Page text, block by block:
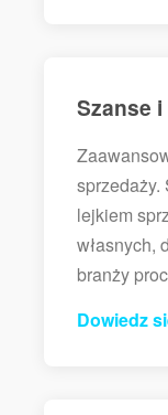
Szanse
sprzedaży.
lejkiem
własnych,
branży
Dowiedz